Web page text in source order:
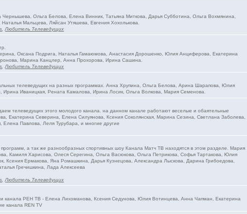
Ольга Белова, Елена Винник, Татьяна Миткова, Дарья Субботина, Ольга Вохмянина,
Мальцева, Ляйсан Утяшева, Евгения Хохолькова.
,Любитель Телеведущих
Оксана Подрига, Наталья Гамаюмова, Анастасия Дорошенко, Юлия Анциферова, Екатерина
Марина Канцлер, Анна Прохорова, Ирина Сашина.
,Любитель Телеведущих
телеведущих на разных программах. Анна Хрупина, Ольга Белова, Арина Шарапова, Юлия
Иваницкая, Рената Камалова, Ирина Лосик, Ольга Волкова, Мария Семенова.
телеведущих этого молодого канала. на данном канале работают веселые и обаятельные
Екатерина Северина, Елена Силуянова, Ксения Соколянская, Марина Сезина, Светлана Заболева,
Павлова, Леля Турубара, и многие другие
а так же разнообразных спортивных шоу Канала Матч ТВ находятся в этом разделе. Мария
Камиля Харисова, Олеся Серегина, Ольга Васюкова, Ольга Петрикова, Софья Тартакова, Юлия
Ермакова, Яна Ромашкина, Дарья Кузнецова, Александра Лыскова, Дарина Грибоедова,
Гречишкина, Лада Алексеева
,Любитель Телеведущих
канала РЕН ТВ - Елена Лихоманова, Ксения Седунова, Юлия Вотинцева, Анна Чапман, Екатерина
канала REN TV